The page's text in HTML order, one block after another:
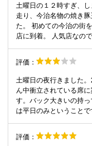
土曜日の１２時すぎ、
走り、今治名物の焼き
た。 初めての今治の街
店に到着。 人気店なの
たくても入れないお客さんとか
たので、玉子飯Aセット
老天つき）をそれぞれ
ばれてきたそれぞれの
した。 まずは玉子飯。 焼き豚は一口大に刻まれたものが玉
子の下に隠れていて、
に放り込んだら、至福
かけていただきました。
評価：
土曜日の夜行きました
ん中衝立されている席
す。バック大きいの持
は平日のみということ
ョッキングな事態にな
ショックでした。⋯しか
評価：